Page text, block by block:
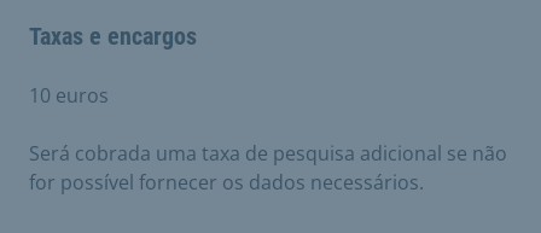
Taxas e encargos
10 euros
Será cobrada uma taxa de pesquisa adicional se não
for possível fornecer os dados necessários.